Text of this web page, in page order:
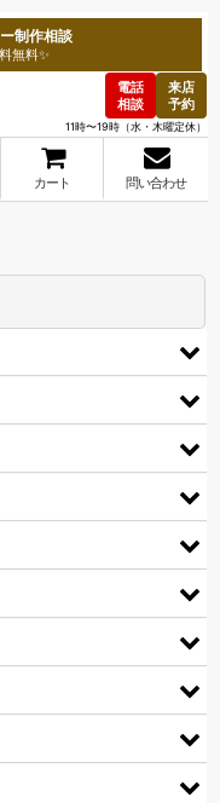
制作相談
無料✨
電話
相談
来店
予約
11時〜19時（水・木曜定休）
カート 問い合わせ